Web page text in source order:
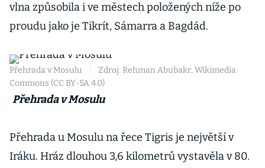
vlna způsobila i ve městech položených níže po
proudu jako je Tikrít, Sámarra a Bagdád.
Přehrada v Mosulu
Zdroj: Rehman Abubakr, Wikimedia
Commons (CC BY-SA 4.0)
Přehrada v Mosulu
Přehrada u Mosulu na řece Tigris je největší v
Iráku. Hráz dlouhou 3,6 kilometrů vystavěla v 80.